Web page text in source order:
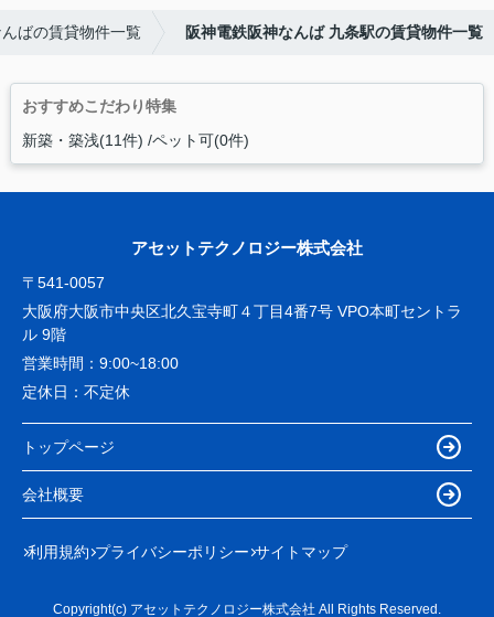
ばの賃貸物件一覧 阪神電鉄阪神なんば 九条駅の賃貸物件一覧
おすすめこだわり特集
新築・築浅(11件) ペット可(0件)
アセットテクノロジー株式会社
〒541-0057
大阪府大阪市中央区北久宝寺町４丁目4番7号 VPO本町セントラ
ル 9階
営業時間： 9:00~18:00
定休日： 不定休
トップページ
会社概要
利用規約 プライバシーポリシー サイトマップ
Copyright(c) アセットテクノロジー株式会社 All Rights Reserved.